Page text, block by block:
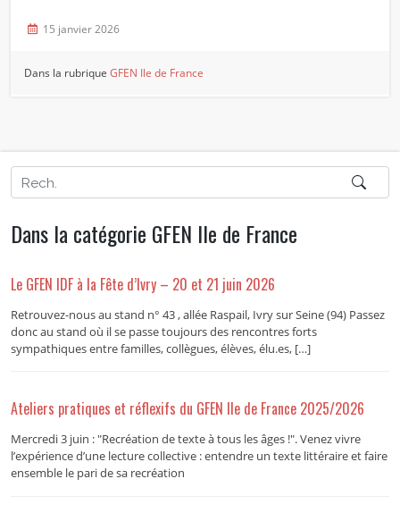
15 janvier 2026
Dans la rubriqueGFEN Ile de France
Dans la catégorie GFEN Ile de France
Le GFEN IDF à la Fête d’Ivry – 20 et 21 juin 2026
Retrouvez-nous au stand n° 43 , allée Raspail, Ivry sur Seine (94) Passez
donc au stand où il se passe toujours des rencontres forts
sympathiques entre familles, collègues, élèves, élu.es, […]
Ateliers pratiques et réflexifs du GFEN Ile de France 2025/2026
Mercredi 3 juin : "Recréation de texte à tous les âges !". Venez vivre
l’expérience d’une lecture collective : entendre un texte littéraire et faire
ensemble le pari de sa recréation